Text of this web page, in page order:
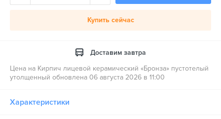
Купить сейчас
Доставим завтра
Цена на Кирпич лицевой керамический «Бронза» пустотелый
утолщенный обновлена 06 августа 2026 в 11:00
Характеристики